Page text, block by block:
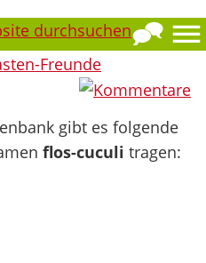
gibt es folgende
flos-cuculi tragen: